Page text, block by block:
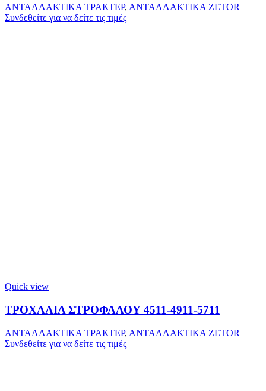
ΑΝΤΑΛΛΑΚΤΙΚΑ ΤΡΑΚΤΕΡ, ΑΝΤΑΛΛΑΚΤΙΚΑ ZETOR
Συνδεθείτε για να δείτε τις τιμές
Quick view
ΤΡΟΧΑΛΙΑ ΣΤΡΟΦΑΛΟΥ 4511-4911-5711
ΑΝΤΑΛΛΑΚΤΙΚΑ ΤΡΑΚΤΕΡ, ΑΝΤΑΛΛΑΚΤΙΚΑ ZETOR
Συνδεθείτε για να δείτε τις τιμές